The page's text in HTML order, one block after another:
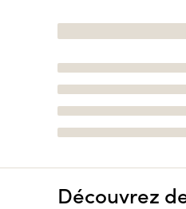
Découvrez